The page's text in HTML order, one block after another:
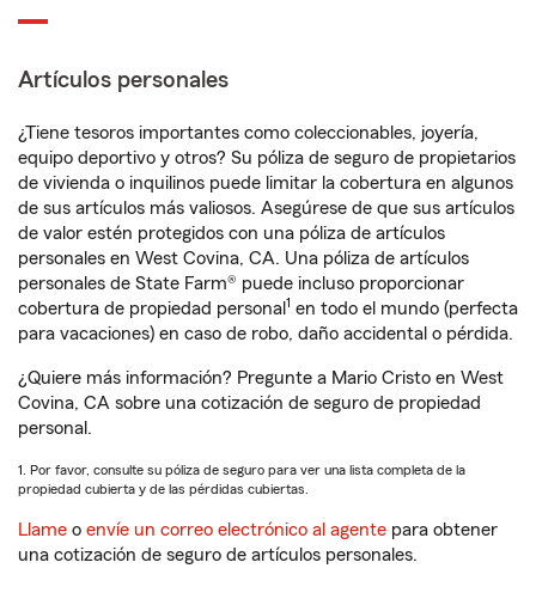
Artículos personales
¿Tiene tesoros importantes como coleccionables, joyería,
equipo deportivo y otros? Su póliza de seguro de propietarios
de vivienda o inquilinos puede limitar la cobertura en algunos
de sus artículos más valiosos. Asegúrese de que sus artículos
de valor estén protegidos con una póliza de artículos
personales en West Covina, CA. Una póliza de artículos
personales de State Farm® puede incluso proporcionar
cobertura de propiedad personal 1 en todo el mundo (perfecta
para vacaciones) en caso de robo, daño accidental o pérdida.
¿Quiere más información? Pregunte a Mario Cristo en West
Covina, CA sobre una cotización de seguro de propiedad
personal.
1. Por favor, consulte su póliza de seguro para ver una lista completa de la
propiedad cubierta y de las pérdidas cubiertas.
Llame o envíe un correo electrónico al agente para obtener
una cotización de seguro de artículos personales.